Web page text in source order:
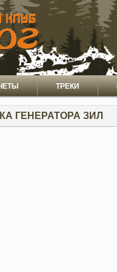
ТРЕКИ
ГЕНЕРАТОРА ЗИЛ